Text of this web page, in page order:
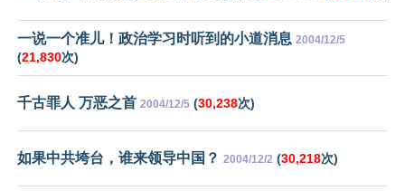
一说一个准儿！政治学习时听到的小道消息 2004/12/5
(21,830次)
千古罪人 万恶之首 2004/12/5 (30,238次)
如果中共垮台，谁来领导中国？ 2004/12/2 (30,218次)